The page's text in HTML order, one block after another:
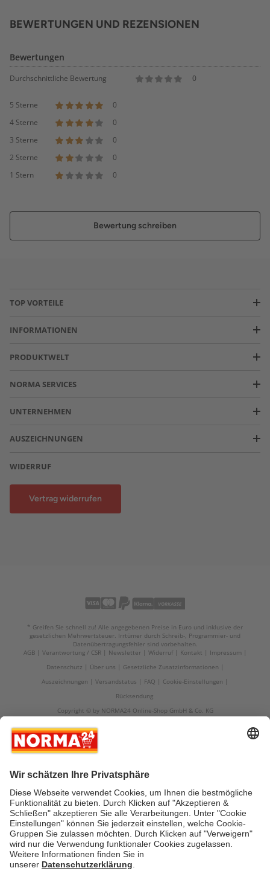
BEWERTUNGEN UND REZENSIONEN
Bewertungen
Durchschnittliche Bewertung 0
5 Sterne
0
4 Sterne
0
3 Sterne
0
2 Sterne
0
1 Stern
0
Bewertung schreiben
TOP VORTEILE
INFORMATIONEN
PRODUKTWELT
NORMA SERVICES
UNTERNEHMEN
AUSZEICHNUNGEN
WIDERRUF
Vertrag widerrufen
* Greifen Sie schnell zu! Alle angegebenen Preise in Euro und inklusive der
gesetzlichen Mehrwertsteuer. Irrtümer durch Schreib-, Programmier- und
Datenübertragungsfehler sind vorbehalten.
AGB
Verantwortung / CSR Newsletter Widerruf Kontakt
Impressum
Datenschutz
Über uns
Gesetzliche Zusatzinformationen
Auszeichnungen
Versandstatus FAQ
Cookie-Einstellungen
Rücksendung
Copyright © by NORMA24 Online-Shop GmbH & Co. KG